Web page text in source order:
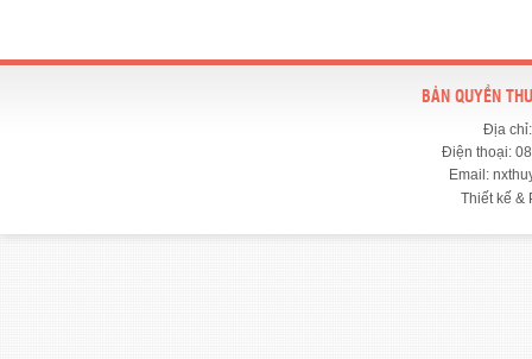
BẢN QUYỀN
Địa
Điện thoại:
Email:
Thiết kế &